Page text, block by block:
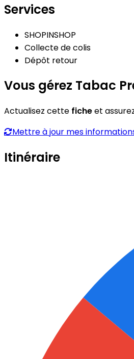
Services
SHOPINSHOP
Collecte de colis
Dépôt retour
Vous gérez Tabac
Actualisez cette ficheet
Mettre à jour mes
Itinéraire